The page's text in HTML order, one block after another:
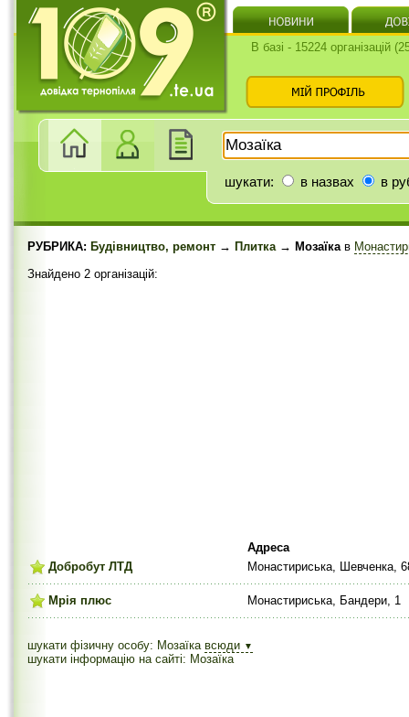
В базі - 15224 організацій
шукати: в назвах в
РУБРИКА: Будівництво, ремонт → Плитка→ Мозаїкав
Знайдено 2 організацій:
Адреса
Добробут ЛТД
Монастириська, Шевченка,
Мрія плюс Монастириська, Бандери, 1
шукати фізичну особу: Мозаїка всюди ▼
шукати інформацію на сайті: Мозаїка